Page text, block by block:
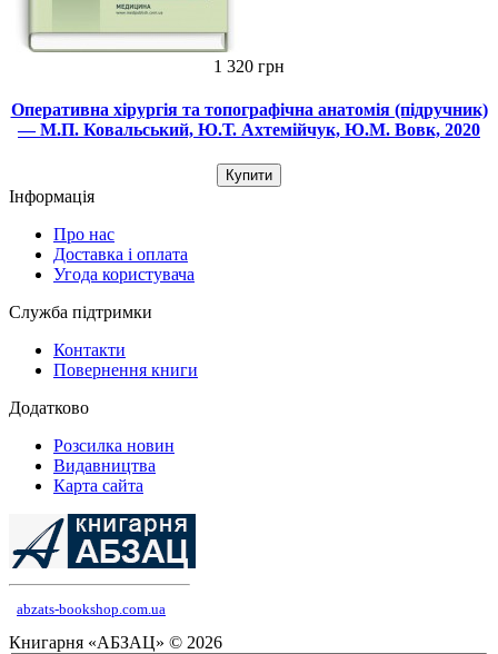
1 320 грн
Оперативна хірургія та топографічна анатомія (підручник)
— М.П. Ковальський, Ю.Т. Ахтемійчук, Ю.М. Вовк, 2020
Купити
Інформація
Про нас
Доставка і оплата
Угода користувача
Служба підтримки
Контакти
Повернення книги
Додатково
Розсилка новин
Видавництва
Карта сайта
abzats-bookshop.com.ua
Книгарня «АБЗАЦ» © 2026